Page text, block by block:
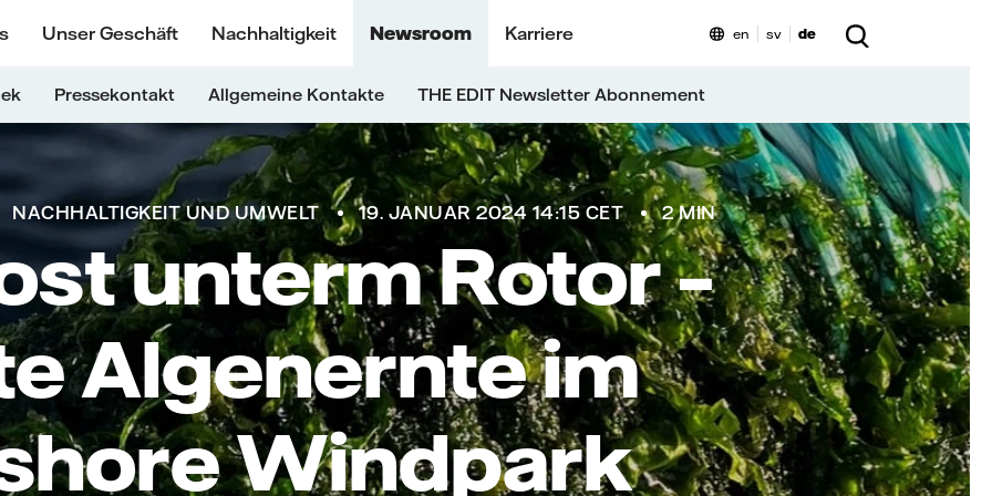
Unser Geschäft Nachhaltigkeit Newsroom Karriere
Pressekontakt Allgemeine Kontakte THE EDIT Newsletter Abonnement
en sv de
NACHHALTIGKEIT UND UMWELT 19. JANUAR 2024 14:15 CET 2 MIN
unterm Rotor –
Algenernte im
Windpark